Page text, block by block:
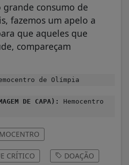
consumo de
fazemos um apelo a
que aqueles que
compareçam
de Olímpia
DE CAPA):
Hemocentro
CRÍTICO DOAÇÃO